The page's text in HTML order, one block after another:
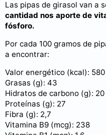
Las pipas de girasol van a
cantidad nos aporte de
fósforo.
Por cada 100 gramos de
a encontrar:
Valor energético (kcal): 580
Grasas (g): 43
Hidratos de carbono (g): 20
Proteínas (g): 27
Fibra (g): 2,7
Vitamina B9 (mcg): 238